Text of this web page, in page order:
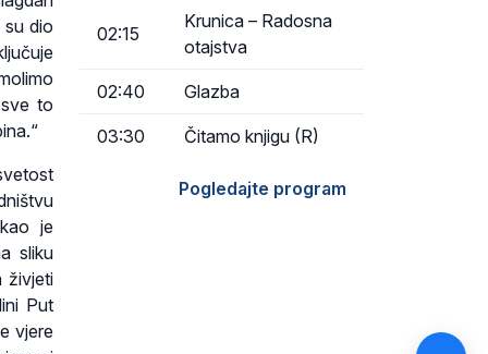
su dio
to
je
sliku
živjeti
Put
vjere
02:15
Krunica – Radosna
otajstva
02:40 Glazba
03:30 Čitamo knjigu (R)
Pogledajte program